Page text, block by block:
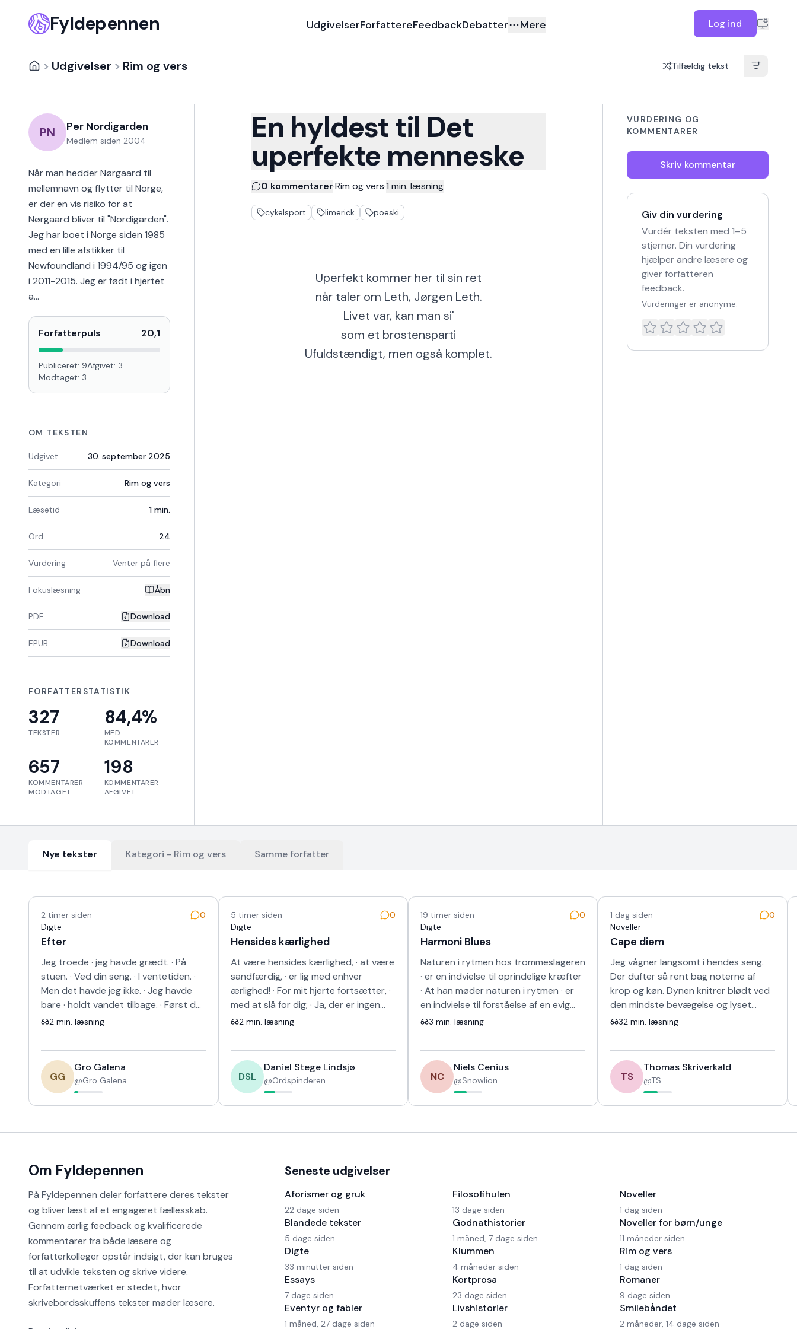
Fyldepennen UdgivelserForfattereFeedbackDebatter Mere Log ind
> Udgivelser > Rim og vers Tilfældig tekst
PN Per Nordigarden
Medlem siden 2004
Når man hedder Nørgaard til
mellemnavn og flytter til Norge,
er der en vis risiko for at
Nørgaard bliver til "Nordigarden".
Jeg har boet i Norge siden 1985
med en lille afstikker til
Newfoundland i 1994/95 og igen
i 2011-2015. Jeg er født i hjertet
a…
Forfatterpuls 20,1
Publiceret: 9Afgivet: 3
Modtaget: 3
OM TEKSTEN
Udgivet 30. september 2025
Kategori Rim og vers
Læsetid 1 min.
Ord 24
Vurdering Venter på flere
Fokuslæsning Åbn
PDF Download
EPUB Download
FORFATTERSTATISTIK
327
TEKSTER
84,4%
MED
KOMMENTARER
657
KOMMENTARER
MODTAGET
198
KOMMENTARER
AFGIVET
En hyldest til Det
uperfekte menneske
0 kommentarer·Rim og vers·1 min. læsning
cykelsport limerick poeski
Uperfekt kommer her til sin ret
når taler om Leth, Jørgen Leth.
Livet var, kan man si'
som et brostensparti
Ufuldstændigt, men også komplet.
VURDERING OG
KOMMENTARER
Skriv kommentar
Giv din vurdering
Vurdér teksten med 1–5
stjerner. Din vurdering
hjælper andre læsere og
giver forfatteren
feedback.
Vurderinger er anonyme.
Nye tekster Kategori - Rim og vers Samme forfatter
2 timer siden
0
Digte
Efter
Jeg troede · jeg havde grædt. · På
stuen. · Ved din seng. · I ventetiden. ·
Men det havde jeg ikke. · Jeg havde
bare · holdt vandet tilbage. · Først da
bilen · blev et rum · kun ti…
2 min. læsning
GG
Gro Galena
@Gro Galena
5 timer siden
0
Digte
Hensides kærlighed
At være hensides kærlighed, · at være
sandfærdig, · er lig med enhver
ærlighed! · For mit hjerte fortsætter, ·
med at slå for dig; · Ja, der er ingen
anden vej! · Og selv om jeg sk…
2 min. læsning
DSL
Daniel Stege Lindsjø
@Ordspinderen
19 timer siden
0
Digte
Harmoni Blues
Naturen i rytmen hos trommeslageren
· er en indvielse til oprindelige kræfter
· At han møder naturen i rytmen · er
en indvielse til forståelse af en evig
harmoni · Vi ved jo altfor…
3 min. læsning
NC
Niels Cenius
@Snowlion
1 dag siden
0
Noveller
Cape diem
Jeg vågner langsomt i hendes seng.
Der dufter så rent bag noterne af
krop og køn. Dynen knitrer blødt ved
den mindste bevægelse og lyset
maser sig næsten brutalt ind gennem
32 min. læsning
TS
Thomas Skriverkald
@TS.
Om Fyldepennen
På Fyldepennen deler forfattere deres tekster
og bliver læst af et engageret fællesskab.
Gennem ærlig feedback og kvalificerede
kommentarer fra både læsere og
forfatterkolleger opstår indsigt, der kan bruges
til at udvikle teksten og skrive videre.
Forfatternetværket er stedet, hvor
skrivebordsskuffens tekster møder læsere.
Seneste udgivelser
Aforismer og gruk
22 dage siden
Blandede tekster
5 dage siden
Digte
33 minutter siden
Essays
7 dage siden
Eventyr og fabler
1 måned, 27 dage siden
Filosofihulen
13 dage siden
Godnathistorier
1 måned, 7 dage siden
Klummen
4 måneder siden
Kortprosa
23 dage siden
Livshistorier
2 dage siden
Noveller
1 dag siden
Noveller for børn/unge
11 måneder siden
Rim og vers
1 dag siden
Romaner
9 dage siden
Smilebåndet
2 måneder, 14 dage siden